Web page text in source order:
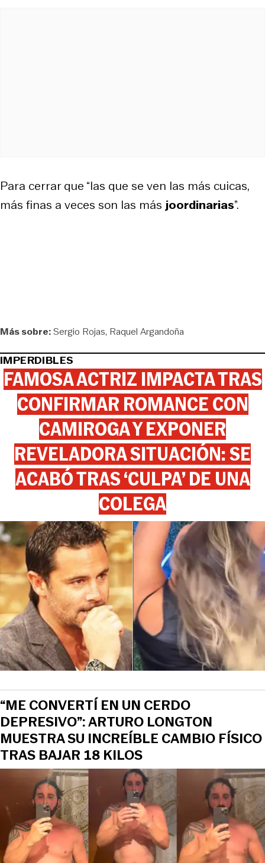
Para cerrar que “las que se ven las más cuicas,
más finas a veces son las más joordinarias”.
Más sobre:Sergio Rojas Raquel Argandoña
IMPERDIBLES
FAMOSA ACTRIZ IMPACTA TRAS
CONFIRMAR ROMANCE CON
CAMIROGA Y EXPONER
REVELADORA SITUACIÓN: SE
ACABÓ TRAS ‘CULPA’ DE UNA
COLEGA
“ME CONVERTÍ EN UN CERDO
DEPRESIVO”: ARTURO LONGTON
MUESTRA SU INCREÍBLE CAMBIO FÍSICO
TRAS BAJAR 18 KILOS